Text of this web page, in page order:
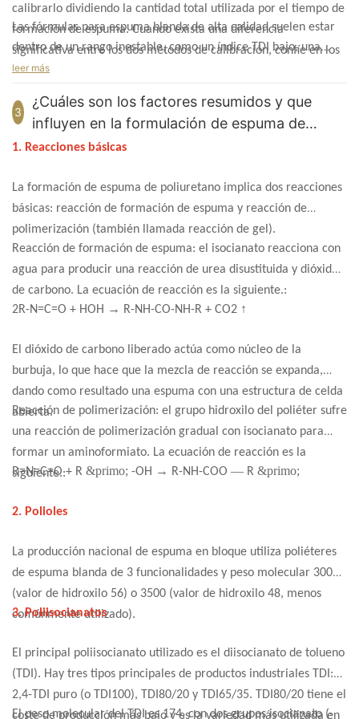
calibrarlo dividiendo la cantidad total utilizada por el tiempo de
formación de espuma. Cuando exista una diferencia
significativa entre los dos métodos de calibración, confíe en los
datos del segundo método de calibración.
Las fórmulas para espuma blanda de alta calidad suelen estar
dentro de un rango inestable, como un índice TDI bajo, una
relación agua-MC baja, una dosis baja de T-9 y una dosis baja
leer más
3
¿Cuáles son los factores resumidos y que
influyen en la formulación de espuma de
poliuretano?
1. Reacciones básicas
La formación de espuma de poliuretano implica dos reacciones
básicas: reacción de formación de espuma y reacción de
polimerización (también llamada reacción de gel).
Reacción de formación de espuma: el isocianato reacciona con
agua para producir una reacción de urea disustituida y dióxido
de carbono. La ecuación de reacción es la siguiente.:
2R-N=C=O + HOH → R-NH-CO-NH-R + CO2 ↑
El dióxido de carbono liberado actúa como núcleo de la
burbuja, lo que hace que la mezcla de reacción se expanda,
dando como resultado una espuma con una estructura de celda
abierta.
Reacción de polimerización: el grupo hidroxilo del poliéter sufre
una reacción de polimerización gradual con isocianato para
formar un aminoformiato. La ecuación de reacción es la
siguiente.:
R=N=C=O + R &primo; -OH → R-NH-COO — R &primo;
2. Polioles
La producción nacional de espuma en bloque utiliza poliéteres
de espuma blanda de 3 funcionalidades y peso molecular 3000
(valor de hidroxilo 56) o 3500 (valor de hidroxilo 48, menos
comúnmente utilizado).
3. Poliisocianatos
El principal poliisocianato utilizado es el diisocianato de tolueno
(TDI). Hay tres tipos principales de productos industriales TDI:
2,4-TDI puro (o TDI100), TDI80/20 y TDI65/35. TDI80/20 tiene el
coste de producción más bajo y es la variedad más utilizada en
El peso molecular del TDI es 174, con dos grupos isocianato (-